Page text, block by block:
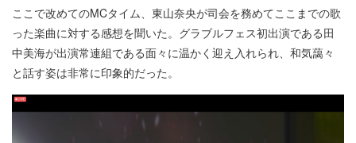
ここで改めてのMCタイム、東山奈央が司会を務めてここまでの歌
った楽曲に対する感想を聞いた。グラブルフェス初出演である田
中美海が出演常連組である面々に温かく迎え入れられ、和気藹々
と話す姿は非常に印象的だった。